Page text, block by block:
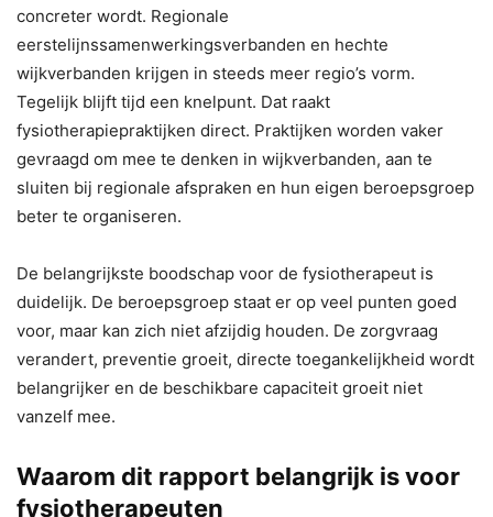
concreter wordt. Regionale
eerstelijnssamenwerkingsverbanden en hechte
wijkverbanden krijgen in steeds meer regio’s vorm.
Tegelijk blijft tijd een knelpunt. Dat raakt
fysiotherapiepraktijken direct. Praktijken worden vaker
gevraagd om mee te denken in wijkverbanden, aan te
sluiten bij regionale afspraken en hun eigen beroepsgroep
beter te organiseren.
De belangrijkste boodschap voor de fysiotherapeut is
duidelijk. De beroepsgroep staat er op veel punten goed
voor, maar kan zich niet afzijdig houden. De zorgvraag
verandert, preventie groeit, directe toegankelijkheid wordt
belangrijker en de beschikbare capaciteit groeit niet
vanzelf mee.
Waarom dit rapport belangrijk is voor
fysiotherapeuten